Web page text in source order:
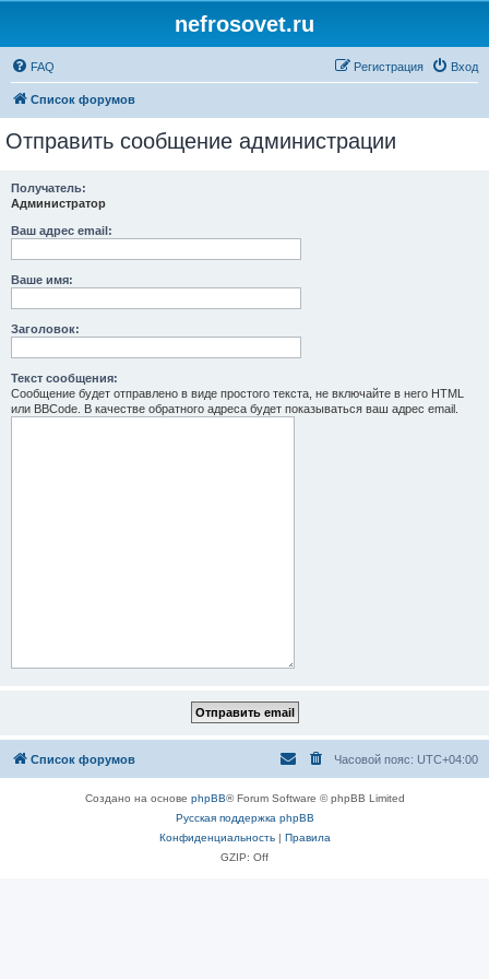
nefrosovet.ru
FAQ Вход
Регистрация
Список форумов
Отправить сообщение администрации
Получатель:
Администратор
Ваш адрес email:
Ваше имя:
Заголовок:
Текст сообщения:
Сообщение будет отправлено в виде простого текста, не включайте в него HTML
или BBCode. В качестве обратного адреса будет показываться ваш адрес email.
Список форумов Часовой пояс: UTC+04:00
Создано на основе phpBB® Forum Software © phpBB Limited
Русская поддержка phpBB
Конфиденциальность| Правила
GZIP: Off